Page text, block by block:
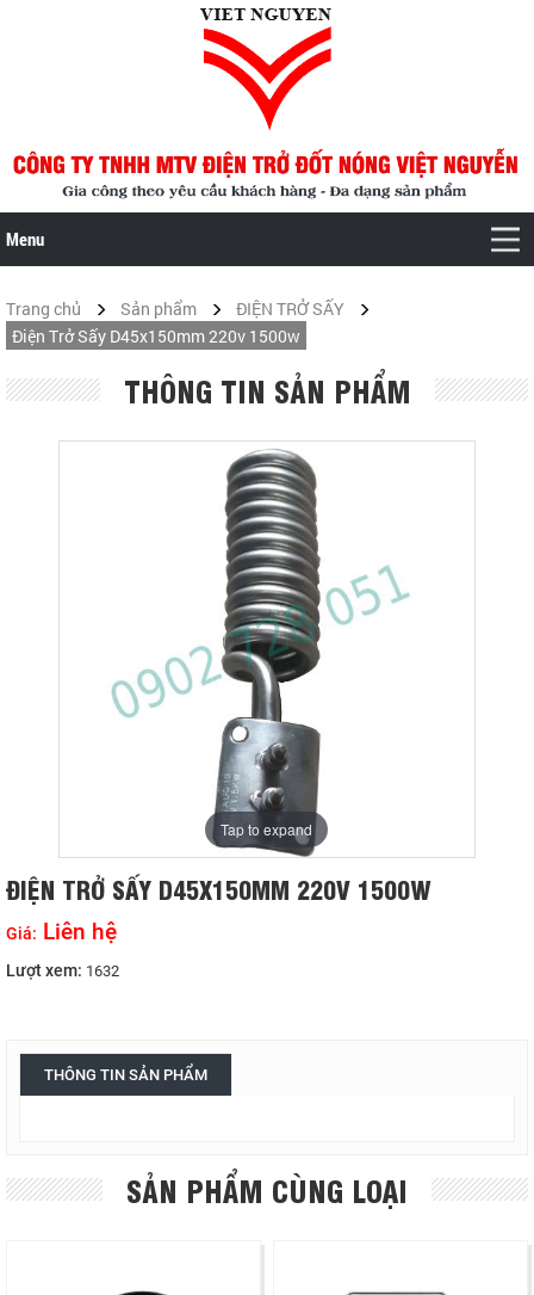
Menu
Trang chủ Sản phẩm
ĐIỆN TRỞ SẤY
Điện Trở Sấy D45x150mm 220v 1500w
THÔNG TIN SẢN PHẨM
Tap to expand
ĐIỆN TRỞ SẤY D45X150MM 220V 1500W
Giá: Liên hệ
Lượt xem: 1632
THÔNG TIN SẢN PHẨM
SẢN PHẨM CÙNG LOẠI